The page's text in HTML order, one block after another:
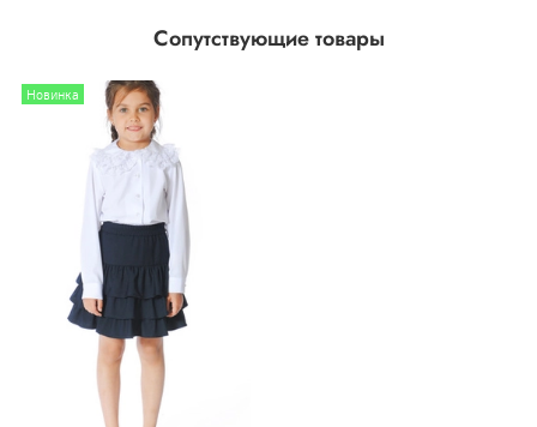
Сопутствующие товары
Новинка